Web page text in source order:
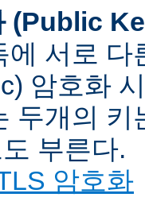
(Public
에 서로
암호화
두개의
부른다.
암호화